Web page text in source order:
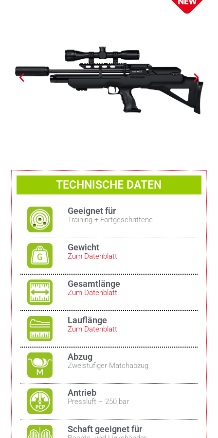
TECHNISCHE DATEN
Geeignet für
Training + Fortgeschrittene
Gewicht
Zum Datenblatt
Gesamtlänge
Zum Datenblatt
Lauflänge
Zum Datenblatt
Abzug
Zweistufiger Matchabzug
Antrieb
Pressluft – 250 bar
Schaft geeignet für